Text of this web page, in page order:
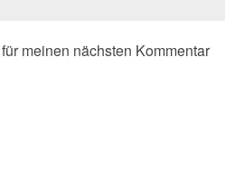
meinen nächsten Kommentar